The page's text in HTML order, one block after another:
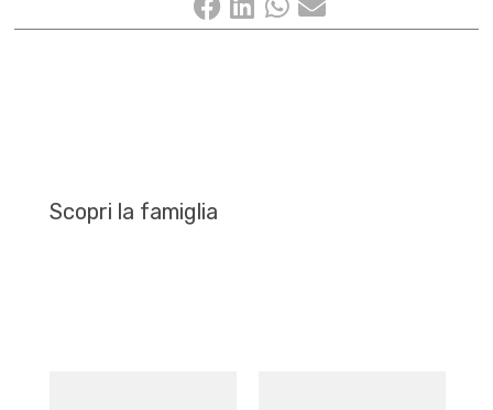
Scopri la famiglia